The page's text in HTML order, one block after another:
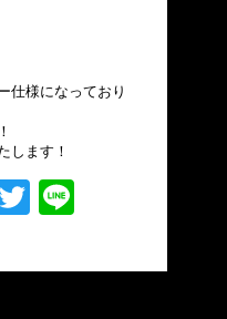
仕様になっており
します！
Twitter